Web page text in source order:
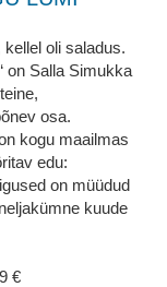
oli saladus.
on Salla Simukka
osa.
kogu maailmas
edu:
on müüdud
kuude
€